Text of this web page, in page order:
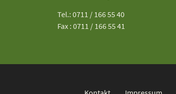
Tel.: 0711 / 166 55 40
Fax : 0711 / 166 55 41